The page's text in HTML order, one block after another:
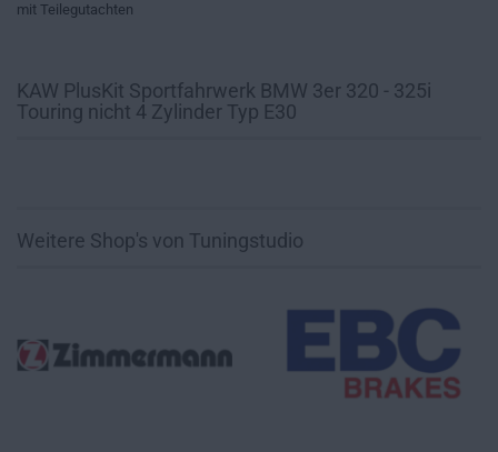
mit Teilegutachten
KAW PlusKit Sportfahrwerk BMW 3er 320 - 325i
Touring nicht 4 Zylinder Typ E30
Weitere Shop's von Tuningstudio